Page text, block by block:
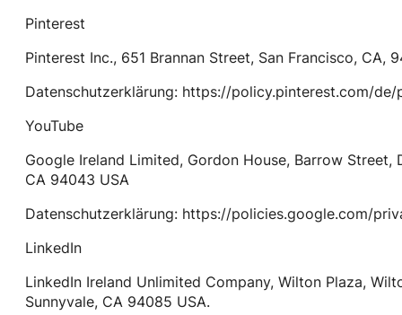
Pinterest
Pinterest Inc., 651 Brannan Street, San Francisco, CA,
Datenschutzerklärung: https://policy.pinterest.com/
YouTube
Google Ireland Limited, Gordon House, Barrow
CA 94043 USA
Datenschutzerklärung: https://policies.google.com/
LinkedIn
LinkedIn Ireland Unlimited Company, Wilton Plaza,
Sunnyvale, CA 94085 USA.